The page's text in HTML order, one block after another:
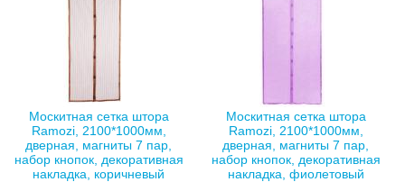
Москитная сетка штора
Ramozi, 2100*1000мм,
дверная, магниты 7 пар,
набор кнопок, декоративная
накладка, коричневый
Москитная сетка штора
Ramozi, 2100*1000мм,
дверная, магниты 7 пар,
набор кнопок, декоративная
накладка, фиолетовый